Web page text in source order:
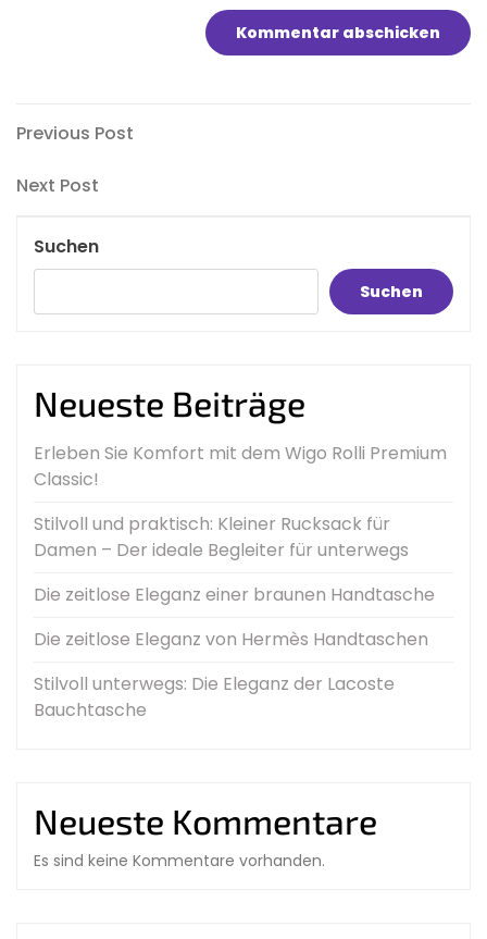
Beitragsnavigation
Previous
Previous Post
Next
Next Post
Suchen
Suchen
Neueste Beiträge
Erleben Sie Komfort mit dem Wigo Rolli Premium
Classic!
Stilvoll und praktisch: Kleiner Rucksack für
Damen – Der ideale Begleiter für unterwegs
Die zeitlose Eleganz einer braunen Handtasche
Die zeitlose Eleganz von Hermès Handtaschen
Stilvoll unterwegs: Die Eleganz der Lacoste
Bauchtasche
Neueste Kommentare
Es sind keine Kommentare vorhanden.